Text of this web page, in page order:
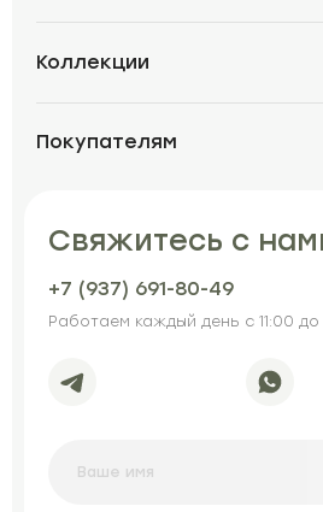
Коллекции
Покупателям
Свяжитесь с
+7 (937) 691-80-49
Работаем каждый день с 11:00 до